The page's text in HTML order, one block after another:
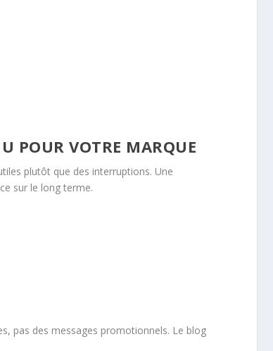
POUR VOTRE MARQUE
plutôt que des interruptions. Une
sur le long terme.
pas des messages promotionnels. Le blog